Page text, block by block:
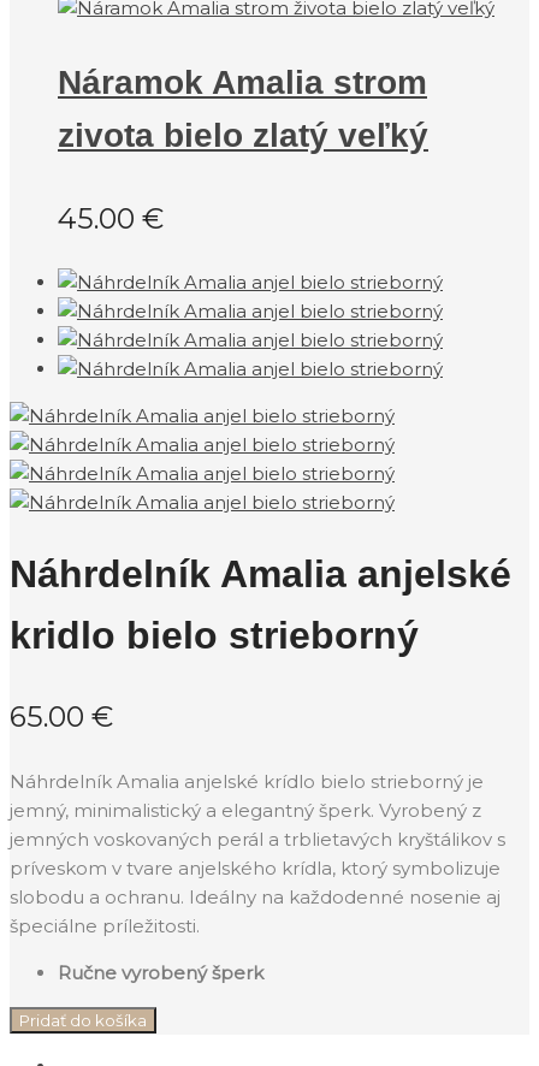
Náramok Amalia strom
zivota bielo zlatý veľký
45.00 €
Náhrdelník Amalia anjelské
kridlo bielo strieborný
65.00 €
Náhrdelník Amalia anjelské krídlo bielo strieborný je
jemný, minimalistický a elegantný šperk. Vyrobený z
jemných voskovaných perál a trblietavých kryštálikov s
príveskom v tvare anjelského krídla, ktorý symbolizuje
slobodu a ochranu. Ideálny na každodenné nosenie aj
špeciálne príležitosti.
Ručne vyrobený šperk
Pridať do košíka